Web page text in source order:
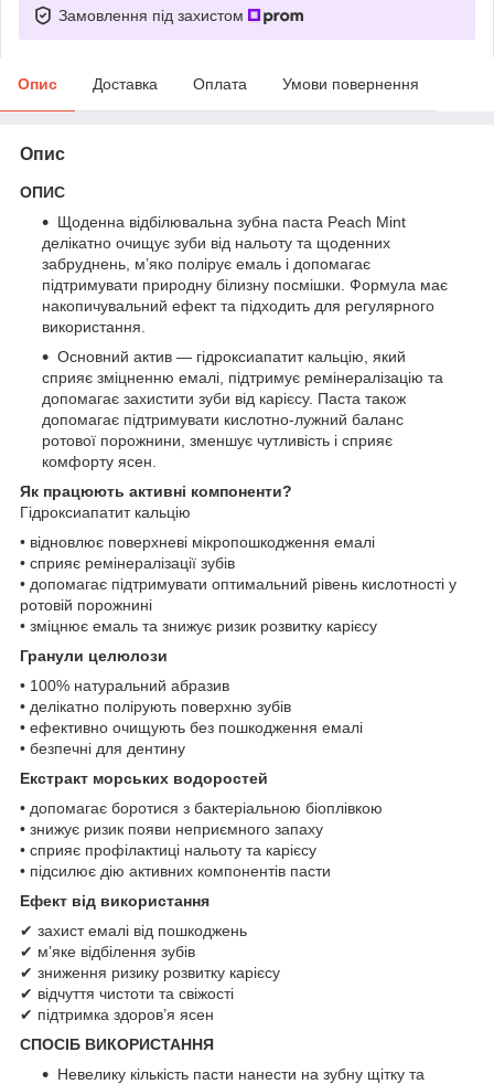
Замовлення під захистом
Опис Доставка Оплата Умови повернення
Опис
ОПИС
Щоденна відбілювальна зубна паста Peach Mint
делікатно очищує зуби від нальоту та щоденних
забруднень, м’яко полірує емаль і допомагає
підтримувати природну білизну посмішки. Формула має
накопичувальний ефект та підходить для регулярного
використання.
Основний актив — гідроксиапатит кальцію, який
сприяє зміцненню емалі, підтримує ремінералізацію та
допомагає захистити зуби від карієсу. Паста також
допомагає підтримувати кислотно-лужний баланс
ротової порожнини, зменшує чутливість і сприяє
комфорту ясен.
Як працюють активні компоненти?
Гідроксиапатит кальцію
• відновлює поверхневі мікропошкодження емалі
• сприяє ремінералізації зубів
• допомагає підтримувати оптимальний рівень кислотності у
ротовій порожнині
• зміцнює емаль та знижує ризик розвитку карієсу
Гранули целюлози
• 100% натуральний абразив
• делікатно полірують поверхню зубів
• ефективно очищують без пошкодження емалі
• безпечні для дентину
Екстракт морських водоростей
• допомагає боротися з бактеріальною біоплівкою
• знижує ризик появи неприємного запаху
• сприяє профілактиці нальоту та карієсу
• підсилює дію активних компонентів пасти
Ефект від використання
✔ захист емалі від пошкоджень
✔ м’яке відбілення зубів
✔ зниження ризику розвитку карієсу
✔ відчуття чистоти та свіжості
✔ підтримка здоров’я ясен
СПОСІБ ВИКОРИСТАННЯ
Невелику кількість пасти нанести на зубну щітку та